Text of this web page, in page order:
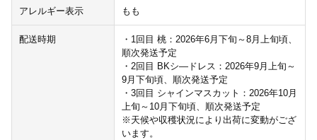
アレルギー表示 もも
配送時期
・1回目 桃：2026年6月下旬～8月上旬頃、
順次発送予定
・2回目 BKシ―ドレス：2026年9月上旬～
9月下旬頃、順次発送予定
・3回目 シャインマスカット：2026年10月
上旬～10月下旬頃、順次発送予定
※天候や収穫状況により出荷に変動がござ
います。